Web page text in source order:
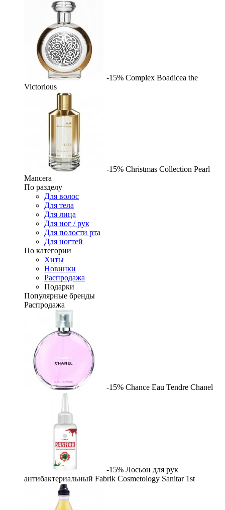
-15% Complex Boadicea the
Victorious
-15% Christmas Collection Pearl
Mancera
По разделу
Для волос
Для тела
Для лица
Для ног / рук
Для полости рта
Для ногтей
По категории
Хиты
Новинки
Распродажа
Подарки
Популярные бренды
Распродажа
-15% Chance Eau Tendre Chanel
-15% Лосьон для рук
антибактериальный Fabrik Cosmetology Sanitar 1st